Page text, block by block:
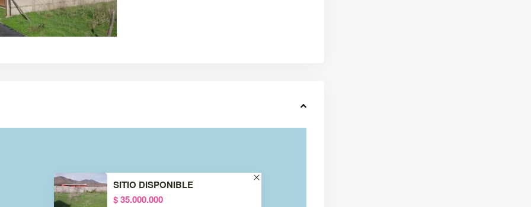
SITIO DISPONIBLE
$ 35.000.000